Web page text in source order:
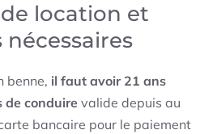
location et
benne, il faut avoir 21 ans
de conduire valide depuis au
bancaire pour le paiement